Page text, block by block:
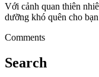
Với cảnh quan thiên
dưỡng khó quên cho
Comments
Search